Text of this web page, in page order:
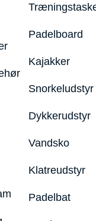
Padelboard
Kajakker
Snorkeludstyr
Dykkerudstyr
Vandsko
Klatreudstyr
Padelbat